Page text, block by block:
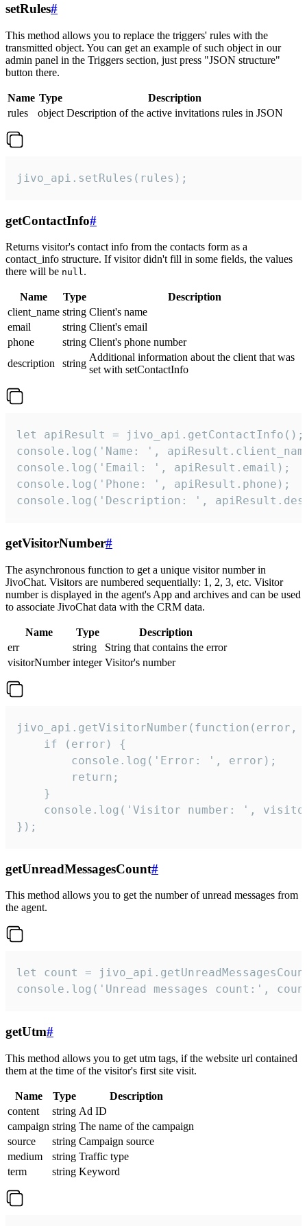
setRules#
This method allows you to replace the triggers' rules with the
transmitted object. You can get an example of such object in our
admin panel in the Triggers section, just press "JSON structure"
button there.
Name Type
Description
rules
object Description of the active invitations rules in JSON
jivo_api.setRules(rules);
getContactInfo#
Returns visitor's contact info from the contacts form as a
contact_info structure. If visitor didn't fill in some fields, the values
there will be null.
Name Type
Description
client_name string Client's name
email
string Client's email
phone
string Client's phone number
description
string
Additional information about the client that was
set with setContactInfo
let apiResult = jivo_api.getContactInfo();
console.log('Name: ',
console.log('Email: ', apiResult.email);
console.log('Phone: ', apiResult.phone);
console.log('Description: ',
getVisitorNumber#
The asynchronous function to get a unique visitor number in
JivoChat. Visitors are numbered sequentially: 1, 2, 3, etc. Visitor
number is displayed in the agent's App and archives and can be used
to associate JivoChat data with the CRM data.
Name Type
Description
err
string
String that contains the error
visitorNumber integer Visitor's number
jivo_api.getVisitorNumber(function(error,
    if (error) {
        console.log('Error: ', error);
        return;
    }
console.log('Visitor number: ',
});
getUnreadMessagesCount#
This method allows you to get the number of unread messages from
the agent.
let count =
console.log('Unread messages count:',
getUtm#
This method allows you to get utm tags, if the website url contained
them at the time of the visitor's first site visit.
Name Type
Description
content
string Ad ID
campaign string The name of the campaign
source
string Campaign source
medium
string Traffic type
term
string Keyword